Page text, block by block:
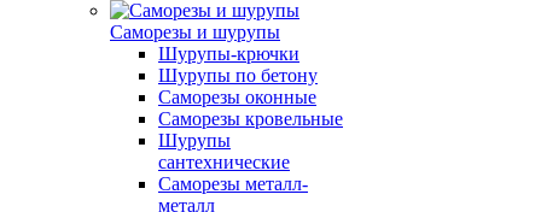
Саморезы и шурупы
Шурупы-крючки
Шурупы по бетону
Саморезы оконные
Саморезы кровельные
Шурупы
сантехнические
Саморезы металл-
металл